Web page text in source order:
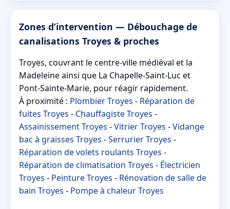
Zones d’intervention — Débouchage de
canalisations Troyes & proches
Troyes, couvrant le centre-ville médiéval et la
Madeleine ainsi que La Chapelle-Saint-Luc et
Pont-Sainte-Marie, pour réagir rapidement.
À proximité : Plombier Troyes - Réparation de
fuites Troyes - Chauffagiste Troyes -
Assainissement Troyes -Vitrier Troyes -Vidange
bac à graisses Troyes -Serrurier Troyes -
Réparation de volets roulants Troyes -
Réparation de climatisation Troyes - Électricien
Troyes - Peinture Troyes - Rénovation de salle de
bain Troyes - Pompe à chaleur Troyes